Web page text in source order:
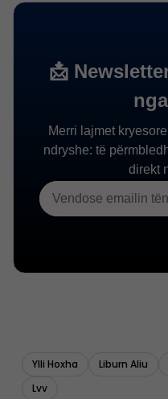
Ylli Hoxha Liburn Aliu
Lvv